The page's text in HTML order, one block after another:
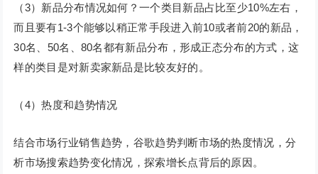
（3）新品分布情况如何？一个类目新品占比至少10%左右，
而且要有1-3个能够以稍正常手段进入前10或者前20的新品，
30名、50名、80名都有新品分布，形成正态分布的方式，这
样的类目是对新卖家新品是比较友好的。
（4）热度和趋势情况
结合市场行业销售趋势，谷歌趋势判断市场的热度情况，分
析市场搜索趋势变化情况，探索增长点背后的原因。